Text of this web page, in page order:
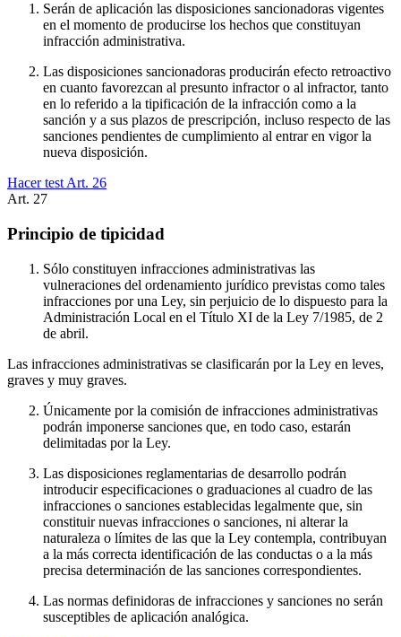
Serán de aplicación las disposiciones sancionadoras vigentes
en el momento de producirse los hechos que constituyan
infracción administrativa.
Las disposiciones sancionadoras producirán efecto retroactivo
en cuanto favorezcan al presunto infractor o al infractor, tanto
en lo referido a la tipificación de la infracción como a la
sanción y a sus plazos de prescripción, incluso respecto de las
sanciones pendientes de cumplimiento al entrar en vigor la
nueva disposición.
Hacer test Art. 26
Art. 27
Principio de tipicidad
Sólo constituyen infracciones administrativas las
vulneraciones del ordenamiento jurídico previstas como tales
infracciones por una Ley, sin perjuicio de lo dispuesto para la
Administración Local en el Título XI de la Ley 7/1985, de 2
de abril.
Las infracciones administrativas se clasificarán por la Ley en leves,
graves y muy graves.
Únicamente por la comisión de infracciones administrativas
podrán imponerse sanciones que, en todo caso, estarán
delimitadas por la Ley.
Las disposiciones reglamentarias de desarrollo podrán
introducir especificaciones o graduaciones al cuadro de las
infracciones o sanciones establecidas legalmente que, sin
constituir nuevas infracciones o sanciones, ni alterar la
naturaleza o límites de las que la Ley contempla, contribuyan
a la más correcta identificación de las conductas o a la más
precisa determinación de las sanciones correspondientes.
Las normas definidoras de infracciones y sanciones no serán
susceptibles de aplicación analógica.